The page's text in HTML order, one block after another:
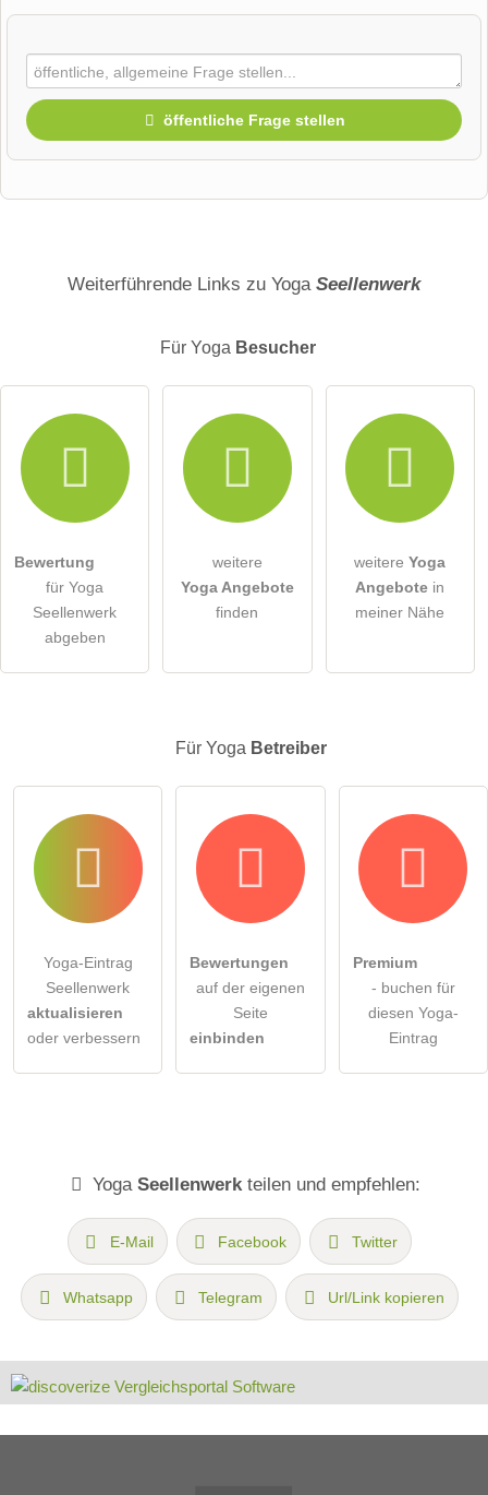
öffentliche Frage stellen
E-Mail-Adresse (wird nicht veröffentlicht)
Hiermit akzeptiere ich die .
öffentliche Frage stellen Abbrechen
Hinweis:
Weiterführende Links zu Yoga Seellenwerk
Für Yoga Besucher
Bewertung
für Yoga
Seellenwerk
abgeben
weitere
Yoga Angebote
finden
weitereYoga
Angebote in
meiner Nähe
Für Yoga Betreiber
Yoga-Eintrag
Seellenwerk
aktualisieren
oder verbessern
Bewertungen
auf der eigenen
Seite
einbinden
Premium
- buchen für
diesen Yoga-
Eintrag
YogaSeellenwerk teilen und empfehlen:
E-Mail Facebook Twitter
Whatsapp Telegram Url/Link kopieren